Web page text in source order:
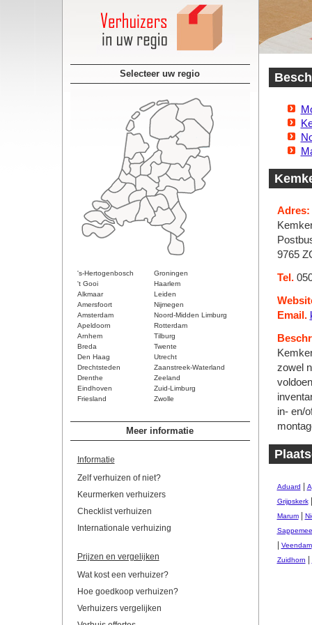
Selecteer uw regio
's-Hertogenbosch
Groningen
't Gooi
Haarlem
Alkmaar
Leiden
Amersfoort
Nijmegen
Amsterdam
Noord-Midden Limburg
Apeldoorn
Rotterdam
Arnhem
Tilburg
Breda
Twente
Den Haag
Utrecht
Drechtsteden
Zaanstreek-Waterland
Drenthe
Zeeland
Eindhoven
Zuid-Limburg
Friesland
Zwolle
Meer informatie
Informatie
Zelf verhuizen of niet?
Keurmerken verhuizers
Checklist verhuizen
Internationale verhuizing
Prijzen en vergelijken
Wat kost een verhuizer?
Hoe goedkoop verhuizen?
Verhuizers vergelijken
Adres:
9765
Tel.
Email.
zowel
in- en/
Aduard
Grijpskerk
Marum|
Veendam
Zuidhorn